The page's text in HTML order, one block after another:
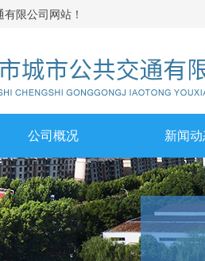
限公司网站！
公司概况 新闻动